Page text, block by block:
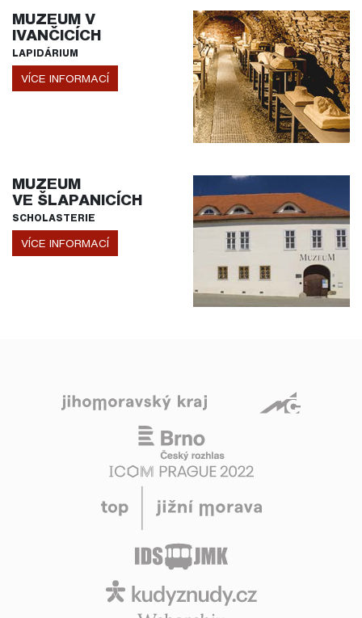
MUZEUM V
IVANČICÍCH
LAPIDÁRIUM
VÍCE INFORMACÍ
MUZEUM
VE ŠLAPANICÍCH
SCHOLASTERIE
VÍCE INFORMACÍ